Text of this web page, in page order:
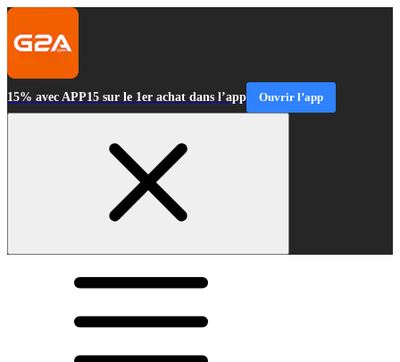
15% avec APP15 sur le 1er achat dans l’app Ouvrir l’app